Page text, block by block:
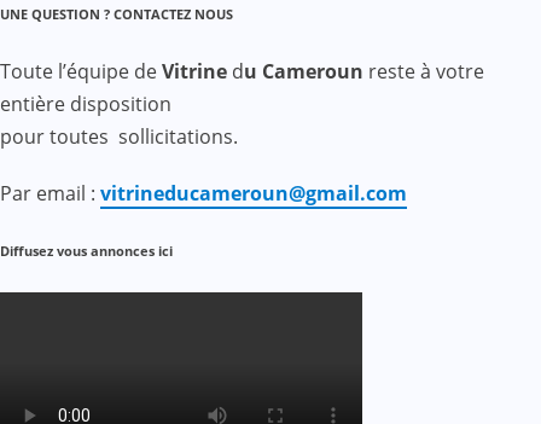
UNE QUESTION ? CONTACTEZ NOUS
Toute l’équipe deVitrine du Cameroun reste à votre
entière disposition
pour toutes sollicitations.
Par email : vitrineducameroun@gmail.com
Diffusez vous annonces ici